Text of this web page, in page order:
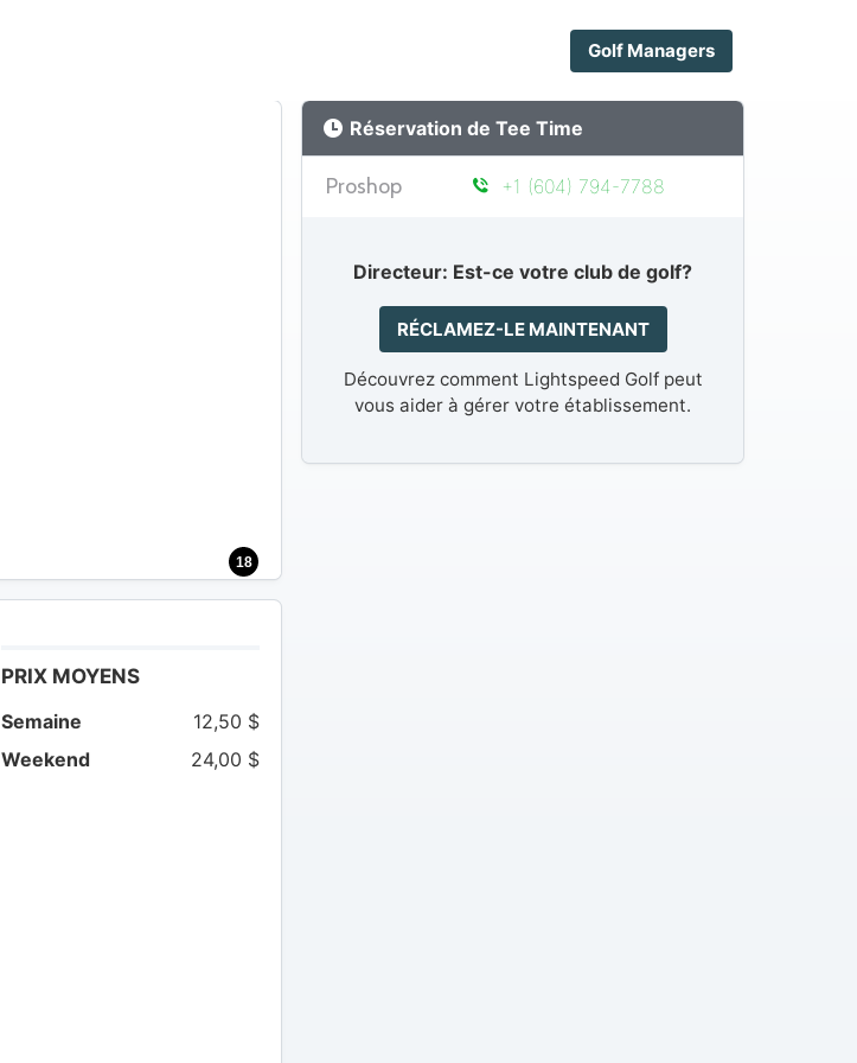
Golf Managers
18
PRIX MOYENS
Semaine
12,50 $
Weekend
24,00 $
Réservation de Tee Time
Proshop +1 (604) 794-7788
Directeur: Est-ce votre club de golf?
RÉCLAMEZ-LE MAINTENANT
Découvrez comment Lightspeed Golf peut
vous aider à gérer votre établissement.